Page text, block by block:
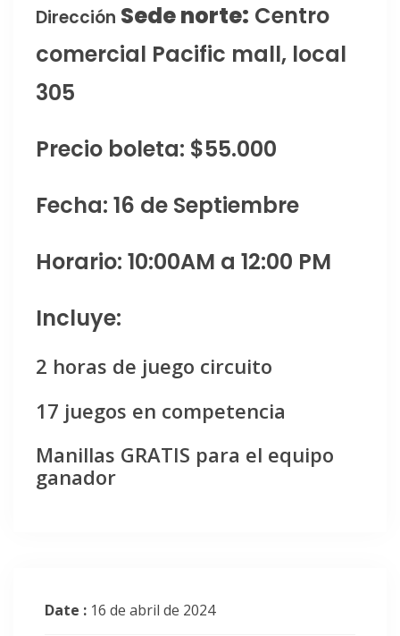
Dirección Sede norte: Centro
comercial Pacific mall, local
305
Precio boleta: $55.000
Fecha: 16 de Septiembre
Horario: 10:00AM a 12:00 PM
Incluye:
2 horas de juego circuito
17 juegos en competencia
Manillas GRATIS para el equipo
ganador
Date : 16 de abril de 2024